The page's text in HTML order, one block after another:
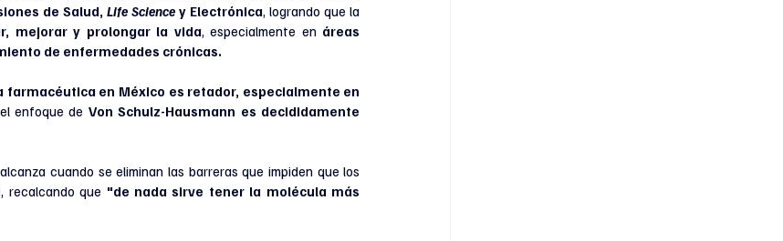
de Salud, Life Science y Electrónica , logrando que la
mejorar y prolongar la vida, especialmente en áreas
de enfermedades crónicas.
farmacéutica en México es retador, especialmente en
enfoque de Von Schulz-Hausmann es decididamente
cuando se eliminan las barreras que impiden que los
recalcando que "de nada sirve tener la molécula más